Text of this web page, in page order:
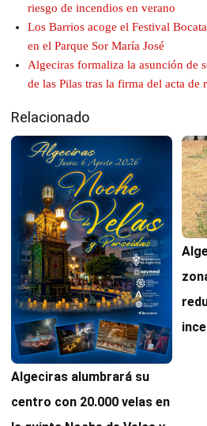
riesgo de incendios en verano
Los Barrios acoge el Festival
en el Parque Sor María José
Algeciras formaliza la asunción de
de las Pilas tras la firma del acta de
Relacionado
Algeciras alumbrará su
centro con 20.000 velas en